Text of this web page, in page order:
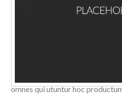
omnes qui utuntur hoc